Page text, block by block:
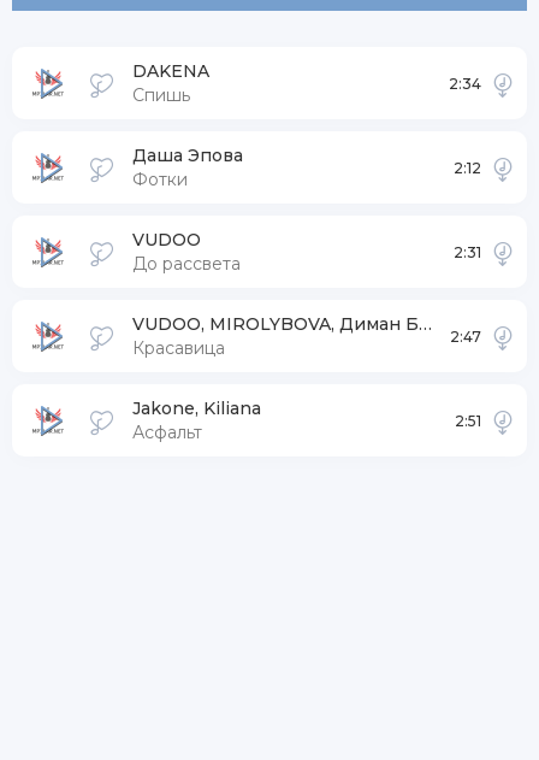
DAKENA
Спишь
2:34
Даша Эпова
Фотки
2:12
VUDOO
До рассвета
2:31
VUDOO, MIROLYBOVA, Диман Брюханов
Красавица
2:47
Jakone, Kiliana
Асфальт
2:51